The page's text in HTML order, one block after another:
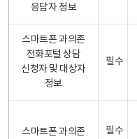
응답자 정보
스마트폰 과의존
전화포털 상담
신청자 및 대상자
정보
필수
스마트폰 과의존
필수